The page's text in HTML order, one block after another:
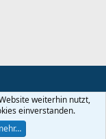
Datenschutz
Ltd.
weiterhin nutzt,
einverstanden.